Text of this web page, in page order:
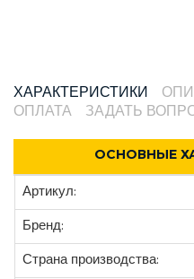
ХАРАКТЕРИСТИКИ
ОПЛАТА
ЗАДАТЬ
ОСНОВНЫЕ
Артикул:
Бренд:
Страна производства: